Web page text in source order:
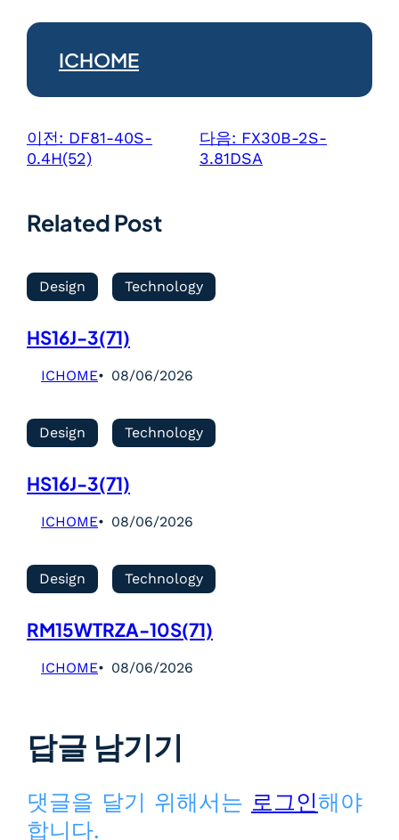
ICHOME
이전: DF81-40S-
0.4H(52)
다음: FX30B-2S-
3.81DSA
Related Post
Design Technology
HS16J-3(71)
ICHOME 08/06/2026
Design Technology
HS16J-3(71)
ICHOME 08/06/2026
Design Technology
RM15WTRZA-10S(71)
ICHOME 08/06/2026
답글 남기기
댓글을 달기 위해서는 로그인해야
합니다.